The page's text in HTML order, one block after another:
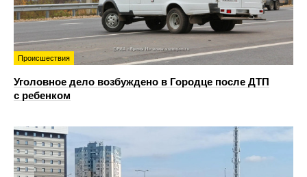
Происшествия
Уголовное дело возбуждено в Городце после ДТП
с ребенком